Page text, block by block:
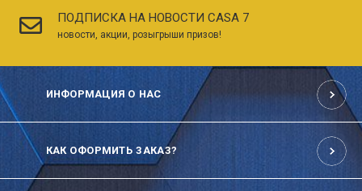
ПОДПИСКА НА НОВОСТИ CASA 7
новости, акции, розыгрыши призов!
ИНФОРМАЦИЯ О НАС
КАК ОФОРМИТЬ ЗАКАЗ?